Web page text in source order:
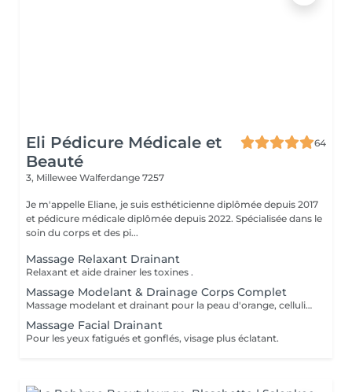
Eli Pédicure Médicale et
Beauté
64
3, Millewee Walferdange 7257
Je m'appelle Eliane, je suis esthéticienne diplômée depuis 2017
et pédicure médicale diplômée depuis 2022. Spécialisée dans le
soin du corps et des pi...
Massage Relaxant Drainant
Relaxant et aide drainer les toxines .
Massage Modelant & Drainage Corps Complet
Massage modelant et drainant pour la peau d'orange, cellulite aqueuse et raffermissante. Aide drainer la lymphe, toxines du corps et rétention d'eau.
Massage Facial Drainant
Pour les yeux fatigués et gonflés, visage plus éclatant.